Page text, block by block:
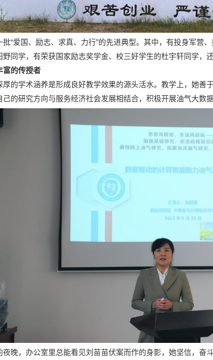
“爱国、励志、求真、力行”的先进典型。其中，有投身军营
同学，有荣获国家励志奖学金、校三好学生的杜宇轩同学，
富的传授者
的学术涵养是形成良好教学效果的源头活水。教学上，她
的研究方向与服务经济社会发展相结合，积极开展油气大数
晚，办公室里总能看见刘苗苗伏案而作的身影，她坚信，